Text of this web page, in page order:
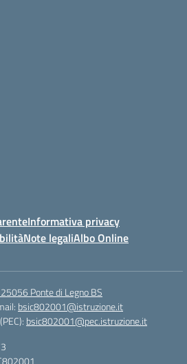
Informativa privacy
Note legaliAlbo Online
Ponte di Legno BS
bsic802001@istruzione.it
bsic802001@pec.istruzione.it